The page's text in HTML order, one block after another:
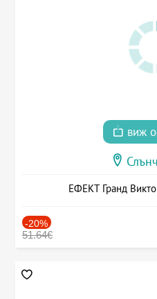
виж
ЕФЕКТ Гранд
-20%
51.64€